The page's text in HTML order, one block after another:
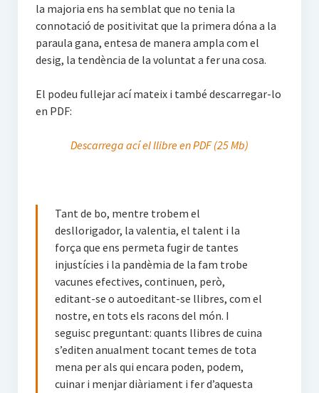
la majoria ens ha semblat que no tenia la
connotació de positivitat que la primera dóna a la
paraula gana, entesa de manera ampla com el
desig, la tendència de la voluntat a fer una cosa.
El podeu fullejar ací mateix i també descarregar-lo
en PDF:
Descarrega ací el llibre en PDF (25 Mb)
Tant de bo, mentre trobem el
desllorigador, la valentia, el talent i la
força que ens permeta fugir de tantes
injustícies i la pandèmia de la fam trobe
vacunes efectives, continuen, però,
editant-se o autoeditant-se llibres, com el
nostre, en tots els racons del món. I
seguisc preguntant: quants llibres de cuina
s’editen anualment tocant temes de tota
mena per als qui encara poden, podem,
cuinar i menjar diàriament i fer d’aquesta